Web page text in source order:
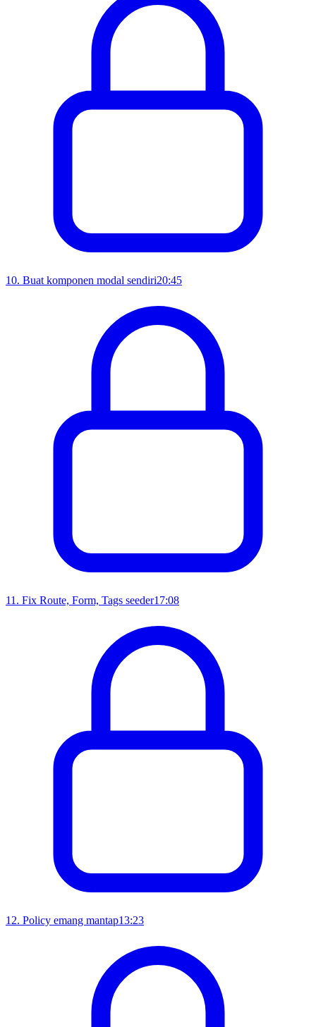
10. Buat komponen modal sendiri20:45
11 . Fix Route, Form, Tags seeder17:08
12. Policy emang mantap13:23